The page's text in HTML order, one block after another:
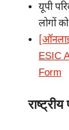
यूपी
लोगों
ESIC
Form